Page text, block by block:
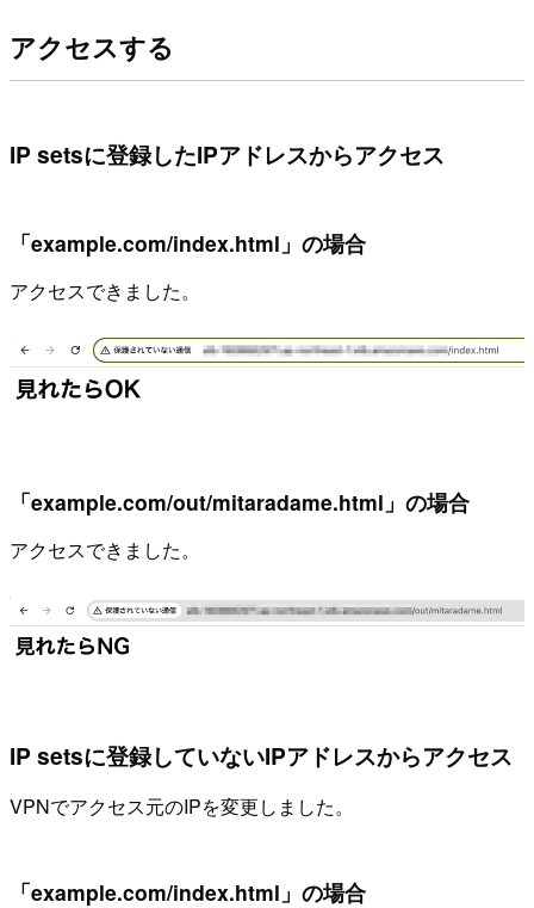
アクセスする
IP setsに登録したIPアドレスからアクセス
「example.com/index.html」の場合
アクセスできました。
「example.com/out/mitaradame.html」の場合
アクセスできました。
IP setsに登録していないIPアドレスからアクセス
VPNでアクセス元のIPを変更しました。
「example.com/index.html」の場合